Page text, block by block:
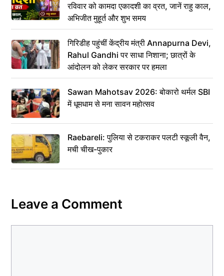
रविवार को कामदा एकादशी का व्रत, जानें राहु काल,
अभिजीत मुहूर्त और शुभ समय
गिरिडीह पहुंचीं केंद्रीय मंत्री Annapurna Devi,
Rahul Gandhi पर साधा निशाना; छात्रों के
आंदोलन को लेकर सरकार पर हमला
Sawan Mahotsav 2026: बोकारो थर्मल SBI
में धूमधाम से मना सावन महोत्सव
Raebareli: पुलिया से टकराकर पलटी स्कूली वैन,
मची चीख-पुकार
Leave a Comment